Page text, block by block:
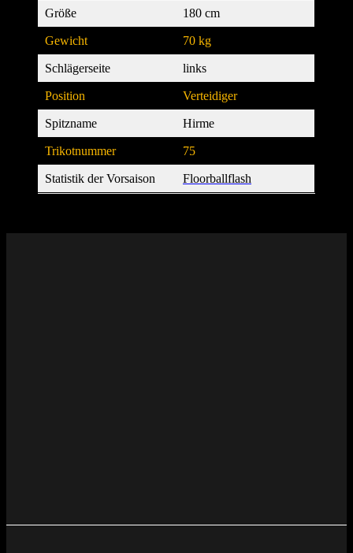
Größe 180 cm
Gewicht 70 kg
Schlägerseite links
Position Verteidiger
Spitzname Hirme
Trikotnummer 75
Statistik der Vorsaison Floorballflash